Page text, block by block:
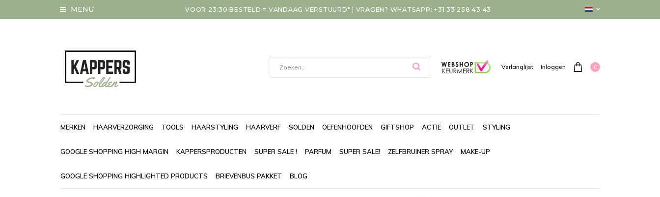
MENU VOOR 23:30 BESTELD = VANDAAG VERSTUURD* | VRAGEN? WHATSAPP: +31 33 258 43 43
Verlanglijst Inloggen 0
MERKEN HAARVERZORGING TOOLS HAARSTYLING HAARVERF SOLDEN OEFENHOOFDEN GIFTSHOP ACTIE OUTLET STYLING
GOOGLE SHOPPING HIGH MARGIN KAPPERSPRODUCTEN SUPER SALE ! PARFUM SUPER SALE! ZELFBRUINER SPRAY MAKE-UP
GOOGLE SHOPPING HIGHLIGHTED PRODUCTS BRIEVENBUS PAKKET BLOG